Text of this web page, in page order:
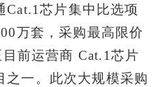
Cat.1芯片集中比选项
万套，采购最高限价
前运营商 Cat.1芯片
之一。此次大规模采购